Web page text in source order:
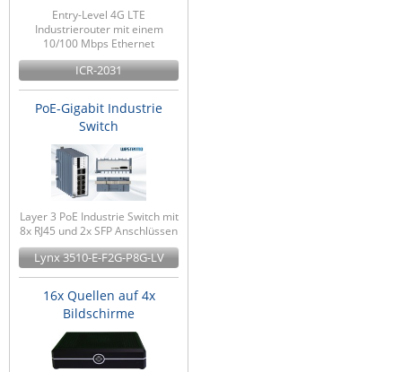
Entry-Level 4G LTE
Industrierouter mit einem
10/100 Mbps Ethernet
ICR-2031
PoE-Gigabit Industrie
Switch
Layer 3 PoE Industrie Switch mit
8x RJ45 und 2x SFP Anschlüssen
Lynx 3510-E-F2G-P8G-LV
16x Quellen auf 4x
Bildschirme